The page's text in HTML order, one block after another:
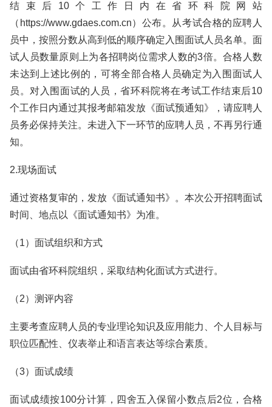
结束后10个工作日内在省环科院网站
（https://www.gdaes.com.cn）公布。从考试合格的应聘人
员中，按照分数从高到低的顺序确定入围面试人员名单。面
试人员数量原则上为各招聘岗位需求人数的3倍。合格人数
未达到上述比例的，可将全部合格人员确定为入围面试人
员。对入围面试的人员，省环科院将在考试工作结束后10
个工作日内通过其报考邮箱发放《面试预通知》，请应聘人
员务必保持关注。未进入下一环节的应聘人员，不再另行通
知。
2.现场面试
通过资格复审的，发放《面试通知书》。本次公开招聘面试
时间、地点以《面试通知书》为准。
（1）面试组织和方式
面试由省环科院组织，采取结构化面试方式进行。
（2）测评内容
主要考查应聘人员的专业理论知识及应用能力、个人目标与
职位匹配性、仪表举止和语言表达等综合素质。
（3）面试成绩
面试成绩按100分计算，四舍五入保留小数点后2位，合格